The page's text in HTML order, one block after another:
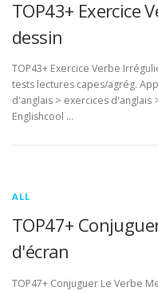
TOP43+ Exercice
dessin
TOP43+ Exercice Verbe
tests lectures capes/agrég.
d'anglais > exercices d'anglais
Englishcool …
ALL
TOP47+
d'écran
TOP47+ Conjuguer Le Verbe